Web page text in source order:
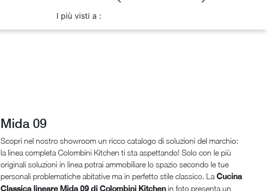
I più visti a :
Mida 09
Scopri nel nostro showroom un ricco catalogo di soluzioni del marchio:
la linea completa Colombini Kitchen ti sta aspettando! Solo con le più
originali soluzioni in linea potrai ammobiliare lo spazio secondo le tue
personali problematiche abitative ma in perfetto stile classico. La Cucina
Classica lineare Mida 09 di Colombini Kitchen in foto presenta un